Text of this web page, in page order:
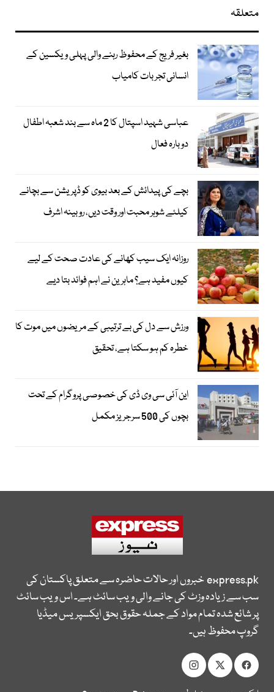
متعلقہ
بغیر فریج کے محفوظ رہنے والی پہلی ویکسین کے
انسانی تجربات کامیاب
عباسی شہید اسپتال کا 2 ماہ سے بند شعبہ اطفال
دوبارہ فعال
بچے کی پیدائش کے بعد بیوی کو ڈپریشن سے بچانے
کیلئے شوہر محبت اور وقت دیں، روبینہ اشرف
روزانہ ایک سیب کھانے کی عادت صحت کے لیے
کیوں مفید ہے؟ ماہرین نے اہم فوائد بتا دیے
ورزش سے دل کی بے ترتیبی کے مریضوں میں موت کا
خطرہ کم ہو سکتا ہے، تحقیق
این آئی سی وی ڈی کی خصوصی پروگرام کے تحت
بچوں کی 500 سرجریز مکمل
express.pkخبروں اور حالات حاضرہ سے متعلق پاکستان کی
سب سے زیادہ وزٹ کی جانے والی ویب سائٹ ہے۔ اس ویب سائٹ
پر شائع شدہ تمام مواد کے جملہ حقوق بحق ایکسپریس میڈیا
گروپ محفوظ ہیں۔